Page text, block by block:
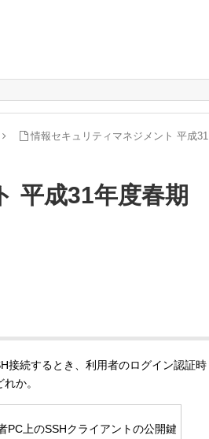
情報セキュリティマネジメント 平成31
平成31年度春期
接続するとき、利用者のログイン認証時
か。
PC上のSSHクライアントの公開鍵